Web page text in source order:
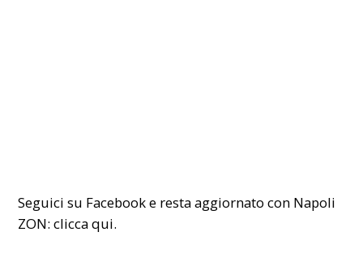
Seguici su Facebook e resta aggiornato con Napoli
ZON:clicca qui.